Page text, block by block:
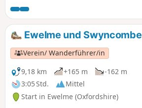
größtenteils durch Auen und
Feuchtgebiete, überquert den
Zusammenfluss von Themse und Tame
und verläuft entlang der markanten
Zwillingshügel aus Kreidegestein, den
Wittenham Clumps, zum „urigsten,
altmodischsten Gasthaus an der
Themse“ sowie vorbei an der reizvollen
Marktstadt Abingdon.
Ewelme und Swyncombe
Verein/ Wanderführer/in
9,18 km
+165 m
-162 m
3:05 Std.
Mittel
Start in Ewelme (Oxfordshire)